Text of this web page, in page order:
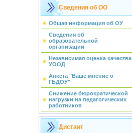
Сведения об ОО
Общая информация об ОУ
Сведения об
образовательной
организации
Независимая оценка качества
УООД
Анкета "Ваше мнение о
ГБДОУ"
Снижение бюрократической
нагрузки на педагогических
работников
Дистант